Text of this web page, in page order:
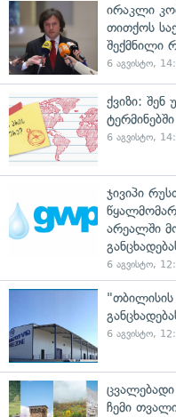
ირაკლი
თითქოს
შექმნილი
6 აგვისტო,
ქვიზი:
6 აგვისტო,
ჯივიპი
არეალში
6 აგვისტო,
6 აგვისტო,
ჩემი